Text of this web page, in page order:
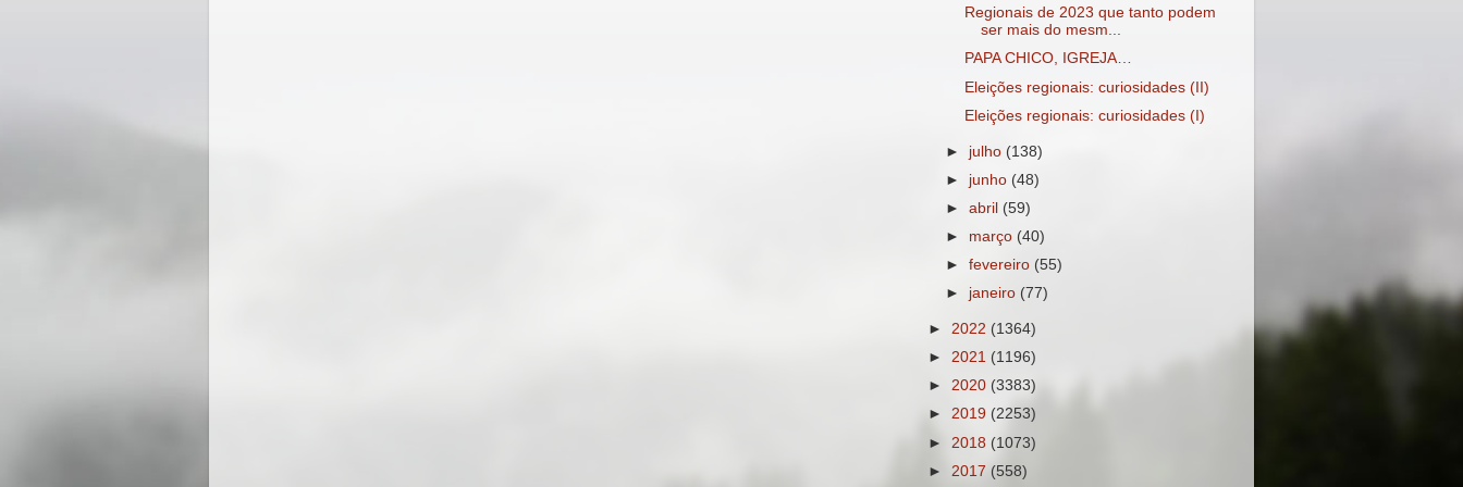
Regionais de 2023 que tanto podem
ser mais do mesm...
PAPA CHICO, IGREJA…
Eleições regionais: curiosidades (II)
Eleições regionais: curiosidades (I)
► julho (138)
► junho (48)
►abril (59)
► março (40)
►fevereiro (55)
► janeiro (77)
► 2022 (1364)
► 2021 (1196)
► 2020 (3383)
► 2019 (2253)
► 2018 (1073)
► 2017 (558)